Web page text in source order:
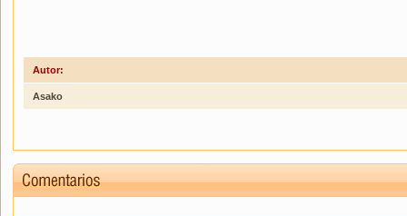
Autor:
Asako